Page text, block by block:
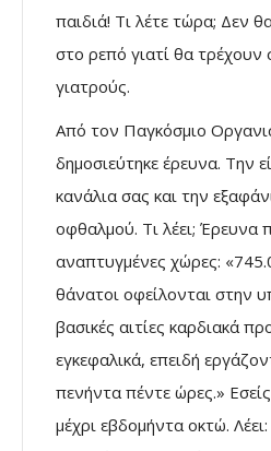
παιδιά! Τι λέτε τώρα; Δεν
στο ρεπό γιατί θα τρέχουν
γιατρούς.
Από τον Παγκόσμιο
δημοσιεύτηκε έρευνα. Την
κανάλια σας και την
οφθαλμού. Τι λέει; Έρευνα
αναπτυγμένες χώρες:
θάνατοι οφείλονται στην
βασικές αιτίες καρδιακά
εγκεφαλικά, επειδή
πενήντα πέντε ώρες.»
μέχρι εβδομήντα οκτώ.